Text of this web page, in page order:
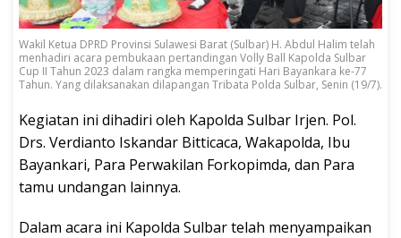
Wakil Ketua DPRD Provinsi Sulawesi Barat (Sulbar) H. Abdul Halim telah
menhadiri acara pembukaan pertandingan Volly Ball Kapolda Sulbar
Cup II Tahun 2023 dalam rangka memperingati Hari Bayankara ke-77
Tahun. Yang dilaksanakan dilapangan Tribata Polda Sulbar, Senin (19/7).
Kegiatan ini dihadiri oleh Kapolda Sulbar Irjen. Pol.
Drs. Verdianto Iskandar Bitticaca, Wakapolda, Ibu
Bayankari, Para Perwakilan Forkopimda, dan Para
tamu undangan lainnya.
Dalam acara ini Kapolda Sulbar telah menyampaikan